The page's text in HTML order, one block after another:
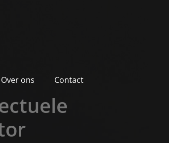
Over ons Contact